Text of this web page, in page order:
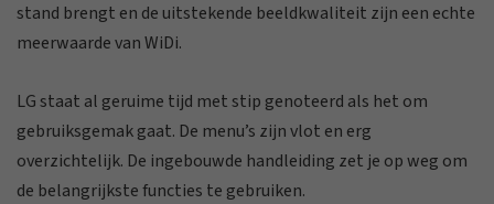
stand brengt en de uitstekende beeldkwaliteit zijn een echte
meerwaarde van WiDi.
LG staat al geruime tijd met stip genoteerd als het om
gebruiksgemak gaat. De menu’s zijn vlot en erg
overzichtelijk. De ingebouwde handleiding zet je op weg om
de belangrijkste functies te gebruiken.